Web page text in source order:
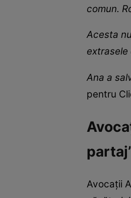
comun.
Acesta
extrasele
Ana a
pentru
Avocații